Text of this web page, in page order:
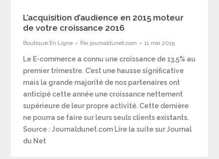
L’acquisition d’audience en 2015 moteur
de votre croissance 2016
Boutique En Ligne Par journaldunet.com 11 mai 2015
Le E-commerce a connu une croissance de 13,5% au
premier trimestre. C’est une hausse significative
mais la grande majorité de nos partenaires ont
anticipé cette année une croissance nettement
supérieure de leur propre activité. Cette dernière
ne pourra se faire sur leurs seuls clients existants.
Source : Journaldunet.com Lire la suite sur Journal
du Net